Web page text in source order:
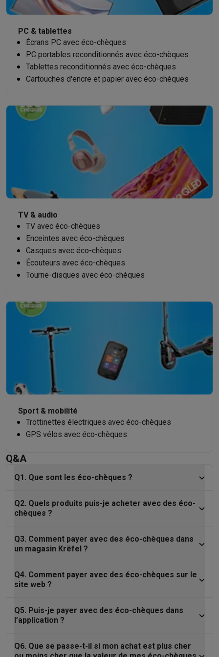
PC & tablettes
Écrans PC avec éco-chèques
PC portables reconditionnés avec éco-chèques
Tablettes reconditionnés avec éco-chèques
Cartouches d'encre et papier avec éco-chèques
TV & audio
TV avec éco-chèques
Enceintes avec éco-chèques
Casques avec éco-chèques
Écouteurs avec éco-chèques
Tourne-disques avec éco-chèques
Sport & mobilité
Trottinettes électriques avec éco-chèques
GPS vélos avec éco-chèques
Q&A
Q1. Que sont les éco-chèques ?
Q2. Quels produits puis-je acheter avec des éco-
chèques ?
Q3. Comment payer avec des éco-chèques dans
un magasin Krëfel ?
Q4. Comment payer avec des éco-chèques sur le
site web ?
Q5. Puis-je payer avec des éco-chèques dans
l’application ?
Q6. Que se passe-t-il si mon achat est plus cher